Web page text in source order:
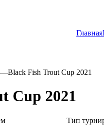
Главная
—Black Fish Trout Cup 2021
Cup 2021
Тип